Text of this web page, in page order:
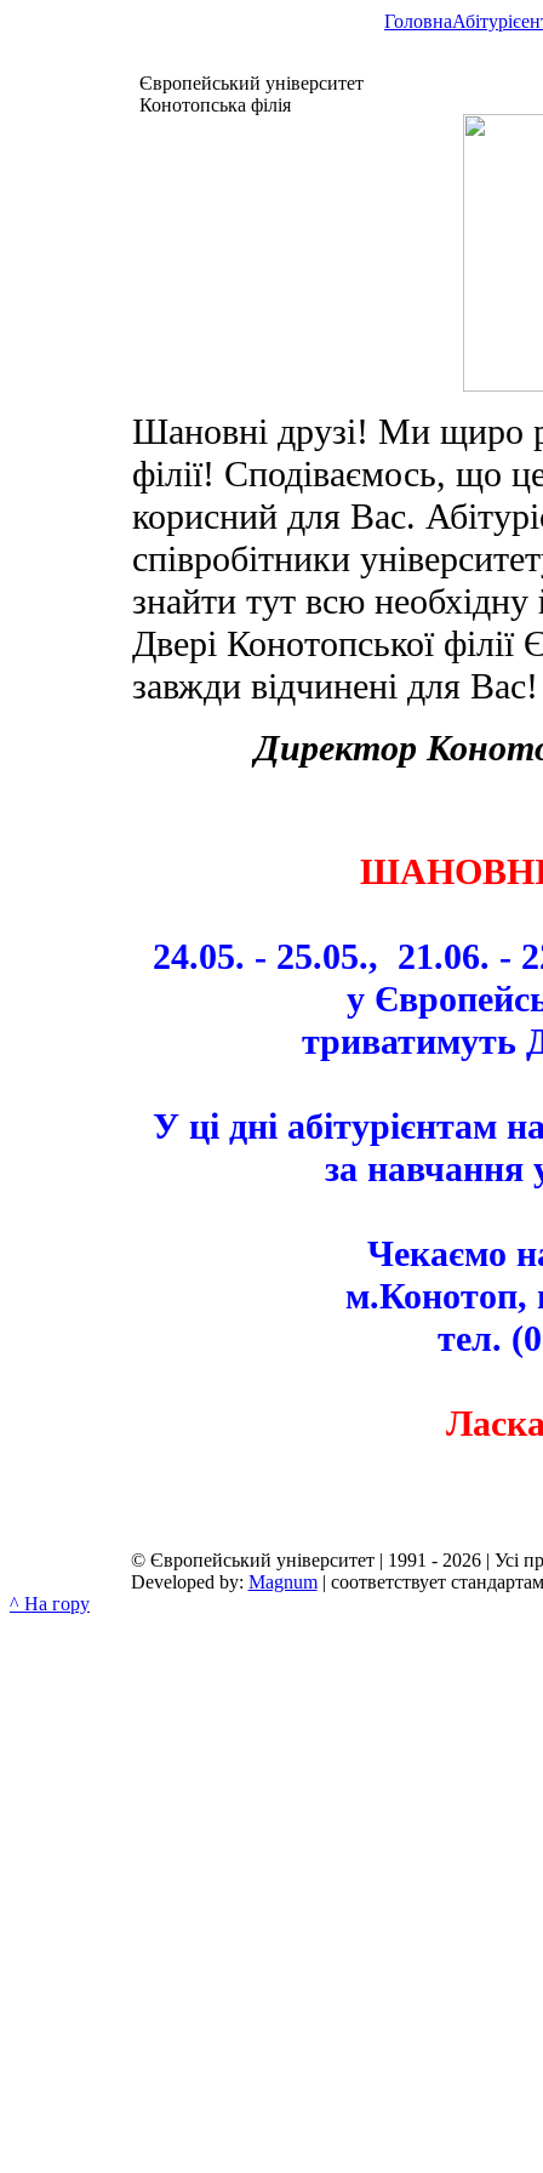
Європейський університет
Конотопська філія
Головна
Шановні друзі! Ми щиро
філії! Сподіваємось, що
корисний для Вас.
співробітники
знайти тут всю
Двері Конотопської філії
завжди відчинені для Вас!
Директор
24.05. - 25.05., 21.06. -
у
триватимуть
У ці дні абітурієнтам
за навчання
Чекаємо
м.Конотоп,
тел.
© Європейський університет | 1991 - 2026 | Усі
Developed by: Magnum| соответствует
^ На гору